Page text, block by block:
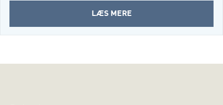
LÆS MEREOM
BRUG
GRUPPEN